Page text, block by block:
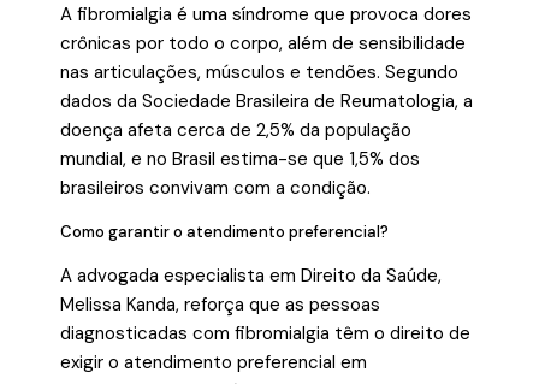
A fibromialgia é uma síndrome que provoca dores
crônicas por todo o corpo, além de sensibilidade
nas articulações, músculos e tendões. Segundo
dados da Sociedade Brasileira de Reumatologia, a
doença afeta cerca de 2,5% da população
mundial, e no Brasil estima-se que 1,5% dos
brasileiros convivam com a condição.
Como garantir o atendimento preferencial?
A advogada especialista em Direito da Saúde,
Melissa Kanda, reforça que as pessoas
diagnosticadas com fibromialgia têm o direito de
exigir o atendimento preferencial em